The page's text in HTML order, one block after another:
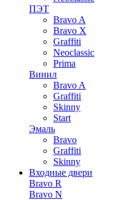
ПЭТ
Bravo A
Bravo X
Graffiti
Neoclassic
Prima
Винил
Bravo A
Graffiti
Skinny
Start
Эмаль
Bravo
Graffiti
Skinny
Входные двери
Bravo R
Bravo N